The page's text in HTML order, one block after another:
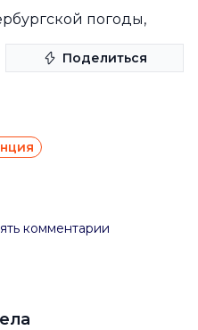
погоды,
Поделиться
комментарии